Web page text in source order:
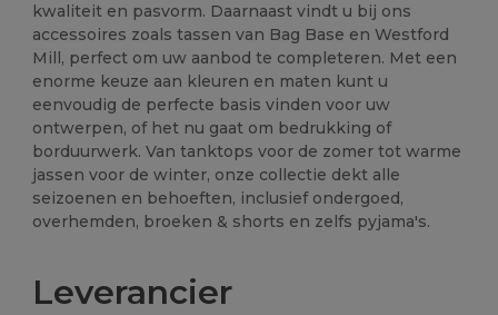
kwaliteit en pasvorm. Daarnaast vindt u bij ons
accessoires zoals tassen van Bag Base en Westford
Mill, perfect om uw aanbod te completeren. Met een
enorme keuze aan kleuren en maten kunt u
eenvoudig de perfecte basis vinden voor uw
ontwerpen, of het nu gaat om bedrukking of
borduurwerk. Van tanktops voor de zomer tot warme
jassen voor de winter, onze collectie dekt alle
seizoenen en behoeften, inclusief ondergoed,
overhemden, broeken & shorts en zelfs pyjama's.
Leverancier